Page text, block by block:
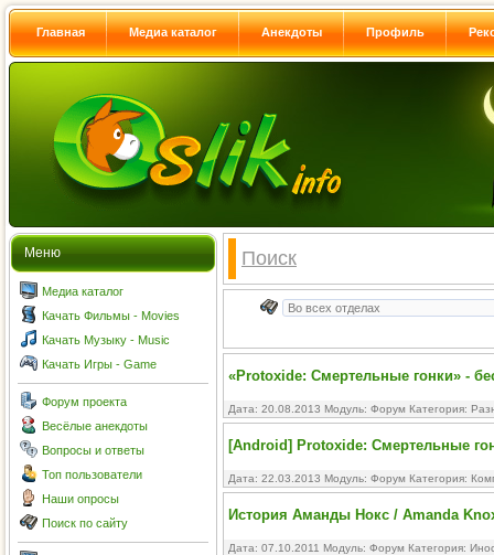
Главная Медиа каталог Анекдоты Профиль
Меню
Медиа каталог
Качать Фильмы - Movies
Качать Музыку - Music
Качать Игры - Game
Форум проекта
Весёлые анекдоты
Вопросы и ответы
Топ пользователи
Наши опросы
Поиск по сайту
Поиск
«Protoxide: Смертельные гонки» -
Дата: 20.08.2013 Модуль: Форум Категория:
[Android] Protoxide: Смертельные
Дата: 22.03.2013 Модуль: Форум Категория:
История Аманды Нокс / Amanda
Дата: 07.10.2011 Модуль: Форум Категория: